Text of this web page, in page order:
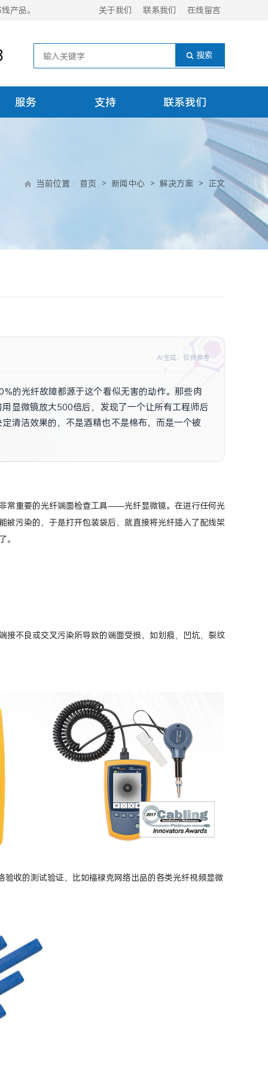
产品。 关于我们 联系我们 在线留言
服务 支持 联系我们
当前位置 : 首页 > 新闻中心 > 解决方案 > 正文
AI生成，仅供参考
的光纤故障都源于这个看似无害的动作。那些肉
显微镜放大500倍后，发现了一个让所有工程师后
清洁效果的，不是酒精也不是棉布，而是一个被
常重要的光纤端面检查工具——光纤显微镜。在进行任何光
被污染的，于是打开包装袋后，就直接将光纤插入了配线架
。
接不良或交叉污染所导致的端面受损，如划痕、凹坑、裂纹
收的测试验证，比如福禄克网络出品的各类光纤视频显微